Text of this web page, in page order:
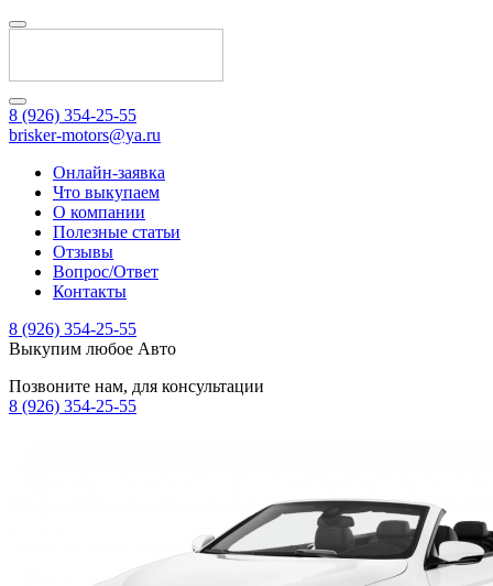
8 (926) 354-25-55
brisker-motors@ya.ru
Онлайн-заявка
Что выкупаем
О компании
Полезные статьи
Отзывы
Вопрос/Ответ
Контакты
8 (926) 354-25-55
Выкупим любое Авто
Позвоните нам, для консультации
8 (926) 354-25-55